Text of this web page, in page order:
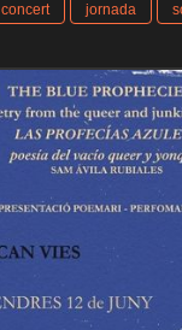
concert jornada